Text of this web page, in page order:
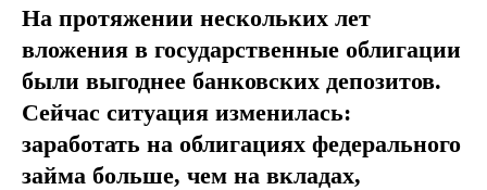
На протяжении нескольких лет
вложения в государственные облигации
были выгоднее банковских депозитов.
Сейчас ситуация изменилась:
заработать на облигациях федерального
займа больше, чем на вкладах,